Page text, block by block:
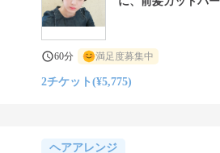
60分 満足度募集中
2チケット(¥5,775)
ヘアアレンジ